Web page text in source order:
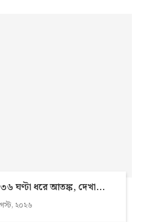
৩৬ ঘণ্টা ধরে আতঙ্ক, দেখা...
২০২৬